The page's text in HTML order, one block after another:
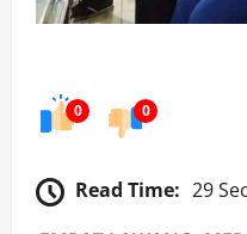
0 0
Read Time: 29